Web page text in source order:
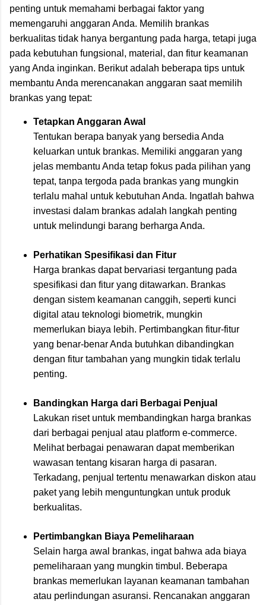
penting untuk memahami berbagai faktor yang
memengaruhi anggaran Anda. Memilih brankas
berkualitas tidak hanya bergantung pada harga, tetapi juga
pada kebutuhan fungsional, material, dan fitur keamanan
yang Anda inginkan. Berikut adalah beberapa tips untuk
membantu Anda merencanakan anggaran saat memilih
brankas yang tepat:
Tetapkan Anggaran Awal
Tentukan berapa banyak yang bersedia Anda
keluarkan untuk brankas. Memiliki anggaran yang
jelas membantu Anda tetap fokus pada pilihan yang
tepat, tanpa tergoda pada brankas yang mungkin
terlalu mahal untuk kebutuhan Anda. Ingatlah bahwa
investasi dalam brankas adalah langkah penting
untuk melindungi barang berharga Anda.
Perhatikan Spesifikasi dan Fitur
Harga brankas dapat bervariasi tergantung pada
spesifikasi dan fitur yang ditawarkan. Brankas
dengan sistem keamanan canggih, seperti kunci
digital atau teknologi biometrik, mungkin
memerlukan biaya lebih. Pertimbangkan fitur-fitur
yang benar-benar Anda butuhkan dibandingkan
dengan fitur tambahan yang mungkin tidak terlalu
penting.
Bandingkan Harga dari Berbagai Penjual
Lakukan riset untuk membandingkan harga brankas
dari berbagai penjual atau platform e-commerce.
Melihat berbagai penawaran dapat memberikan
wawasan tentang kisaran harga di pasaran.
Terkadang, penjual tertentu menawarkan diskon atau
paket yang lebih menguntungkan untuk produk
berkualitas.
Pertimbangkan Biaya Pemeliharaan
Selain harga awal brankas, ingat bahwa ada biaya
pemeliharaan yang mungkin timbul. Beberapa
brankas memerlukan layanan keamanan tambahan
atau perlindungan asuransi. Rencanakan anggaran